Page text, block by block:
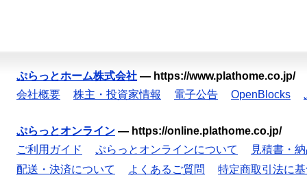
ぷらっとホーム株式会社 — https://www.plathome.co.jp/
会社概要
株主・投資家情報 電子公告 OpenBlocks
ぷらっとオンライン — https://online.plathome.co.jp/
ご利用ガイド
ぷらっとオンラインについて
見積書・
配送・決済について
よくあるご質問
特定商取引法に